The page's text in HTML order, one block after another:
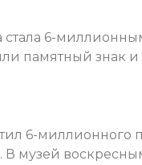
6-
памятный знак
6-миллионного
музей